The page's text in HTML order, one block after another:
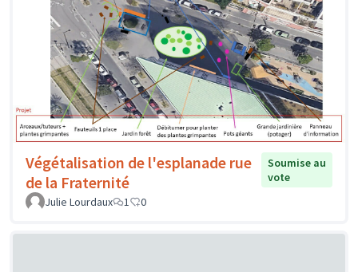
Végétalisation de l'esplanade rue
de la Fraternité
Soumise au
vote
Julie Lourdaux
1 0